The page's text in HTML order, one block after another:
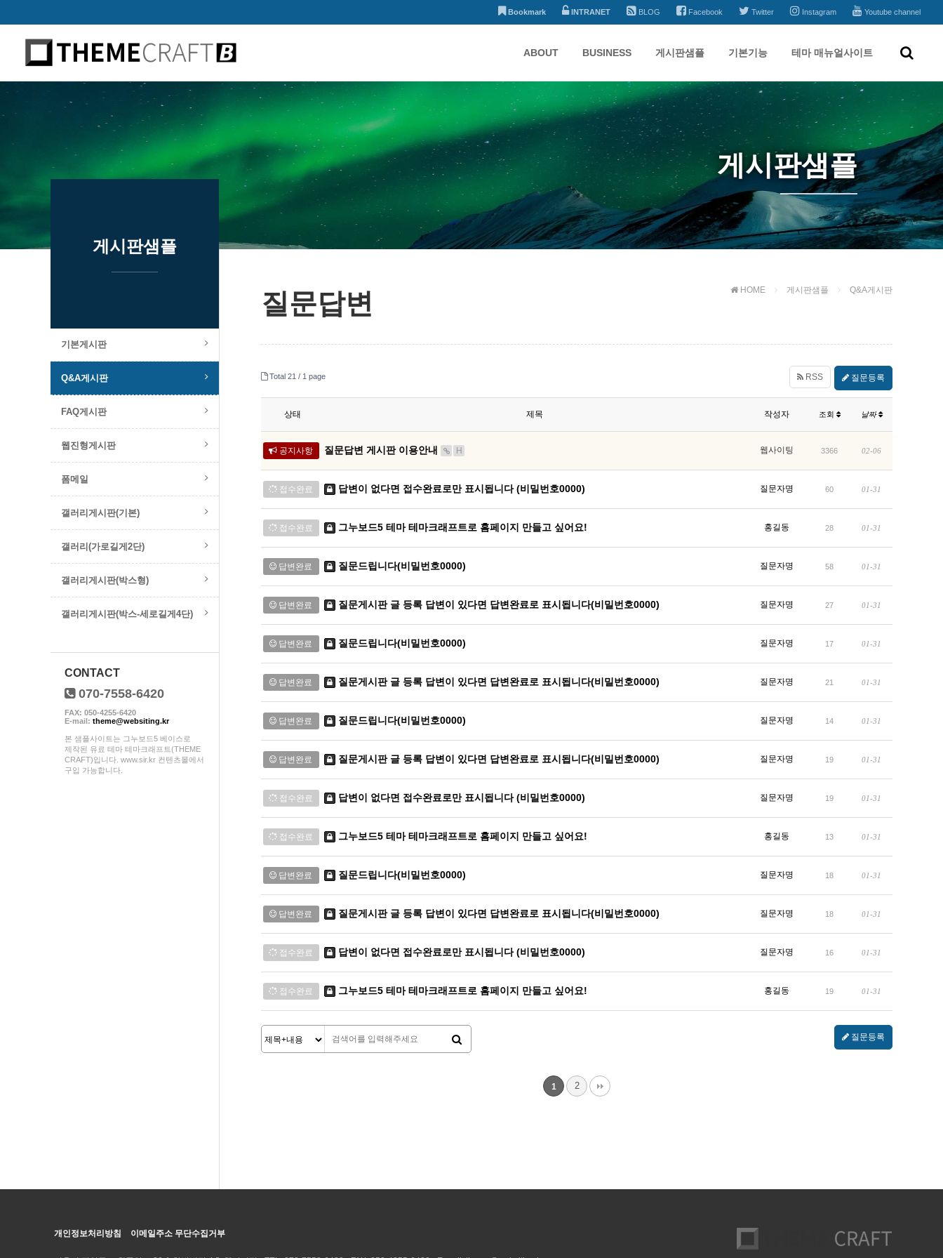
Bookmark INTRANET BLOG Facebook Twitter Instagram Youtube channel
ABOUT BUSINESS 게시판샘플
하위분류
기본기능
하위분류
테마 매뉴얼사이트
하위분류
게시판샘플
질문답변 HOME 게시판샘플 Q&A게시판
Total 21 / 1 page RSS 질문등록
상태 제목 작성자 조회 날짜
공지사항 질문답변 게시판 이용안내 H 웹사이팅 3366 02-06
접수완료 답변이 없다면 접수완료로만 표시됩니다 (비밀번호0000) 질문자명 60 01-31
접수완료 그누보드5 테마 테마크래프트로 홈페이지 만들고 싶어요! 홍길동 28 01-31
답변완료 질문드립니다(비밀번호0000) 질문자명 58 01-31
답변완료 질문게시판 글 등록 답변이 있다면 답변완료로 표시됩니다(비밀번호0000) 질문자명 27 01-31
답변완료 질문드립니다(비밀번호0000) 질문자명 17 01-31
답변완료 질문게시판 글 등록 답변이 있다면 답변완료로 표시됩니다(비밀번호0000) 질문자명 21 01-31
답변완료 질문드립니다(비밀번호0000) 질문자명 14 01-31
답변완료 질문게시판 글 등록 답변이 있다면 답변완료로 표시됩니다(비밀번호0000) 질문자명 19 01-31
접수완료 답변이 없다면 접수완료로만 표시됩니다 (비밀번호0000) 질문자명 19 01-31
접수완료 그누보드5 테마 테마크래프트로 홈페이지 만들고 싶어요! 홍길동 13 01-31
답변완료 질문드립니다(비밀번호0000) 질문자명 18 01-31
답변완료 질문게시판 글 등록 답변이 있다면 답변완료로 표시됩니다(비밀번호0000) 질문자명 18 01-31
접수완료 답변이 없다면 접수완료로만 표시됩니다 (비밀번호0000) 질문자명 16 01-31
접수완료 그누보드5 테마 테마크래프트로 홈페이지 만들고 싶어요! 홍길동 19 01-31
질문등록
1 2
게시판샘플
기본게시판
Q&A게시판
FAQ게시판
웹진형게시판
폼메일
갤러리게시판(기본)
갤러리(가로길게2단)
갤러리게시판(박스형)
갤러리게시판(박스-세로길게4단)
CONTACT
070-7558-6420
FAX: 050-4255-6420
E-mail: theme@websiting.kr
본 샘플사이트는 그누보드5 베이스로
제작된 유료 테마 테마크래프트(THEME
CRAFT)입니다. www.sir.kr 컨텐츠몰에서
구입 가능합니다.
개인정보처리방침 이메일주소 무단수집거부